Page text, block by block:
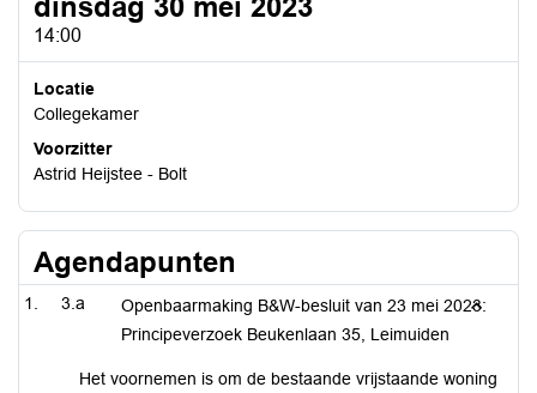
dinsdag 30 mei 2023
14:00
Locatie
Collegekamer
Voorzitter
Astrid Heijstee - Bolt
Agendapunten
3.a
Openbaarmaking B&W-besluit van 23 mei 2023:
Principeverzoek Beukenlaan 35, Leimuiden
Het voornemen is om de bestaande vrijstaande woning